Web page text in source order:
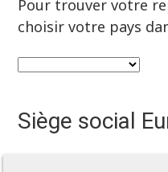
Pour trouver votre
choisir votre pays
Siège social